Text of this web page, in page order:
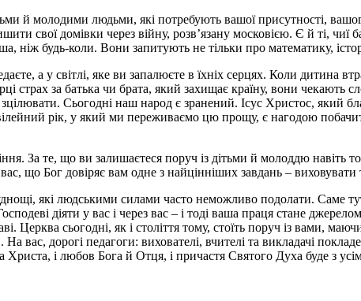
й молодими людьми, які потребують вашої присутності,
свої домівки через війну, розв’язану московією. Є й ті, чиї
ніж будь-коли. Вони запитують не тільки про математику,
а у світлі, яке ви запалюєте в їхніх серцях. Коли дитина
страх за батька чи брата, який захищає країну, вони чекають
Сьогодні наш народ є зранений. Ісус Христос, який
рік, у який ми переживаємо цю прощу, є нагодою
За те, що ви залишаєтеся поруч із дітьми й молоддю навіть
що Бог довіряє вам одне з найцінніших завдань – виховувати
які людськими силами часто неможливо подолати.
діяти у вас і через вас – і тоді ваша праця стане джерелом
Церква сьогодні, як і століття тому, стоїть поруч із вами,
дорогі педагоги: вихователі, вчителі та викладачі
і любов Бога й Отця, і причастя Святого Духа буде з